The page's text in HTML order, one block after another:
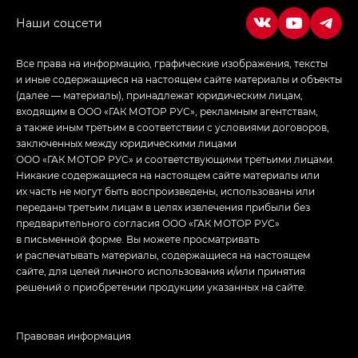
Все права на информацию, графические изображения, тексты
и иные содержащиеся на настоящем сайте материалы и объекты
(далее — материалы), принадлежат юридическим лицам,
входящим в ООО «ГАК МОТОР РУС», рекламным агентствам,
а также иным третьим в соответствии с условиями договоров,
заключенных между юридическими лицами
ООО «ГАК МОТОР РУС» и соответствующими третьими лицами.
Никакие содержащиеся на настоящем сайте материалы или
их часть не могут быть воспроизведены, использованы или
переданы третьим лицам в целях извлечения прибыли без
предварительного согласия ООО «ГАК МОТОР РУС»
в письменной форме. Вы можете просматривать
и распечатывать материалы, содержащиеся на настоящем
сайте, для целей личного использования и/или принятия
решений о приобретении продукции указанных на сайте.
Правовая информация